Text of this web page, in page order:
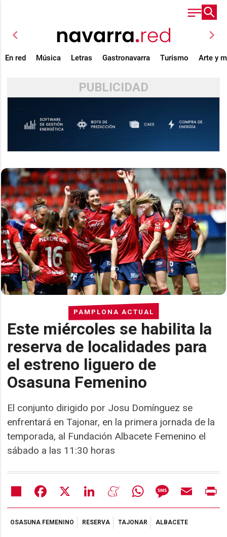
chevron_left chevron_right
En red Música Letras Gastronavarra Turismo Arte y
PUBLICIDAD
PAMPLONA ACTUAL
Este miércoles se habilita la
reserva de localidades para
el estreno liguero de
Osasuna Femenino
El conjunto dirigido por Josu Domínguez se
enfrentará en Tajonar, en la primera jornada de la
temporada, al Fundación Albacete Femenino el
sábado a las 11:30 horas
Share Facebook LinkedIn MeneameWhatsAppMessageEmail
OSASUNA FEMENINO RESERVA TAJONAR ALBACETE